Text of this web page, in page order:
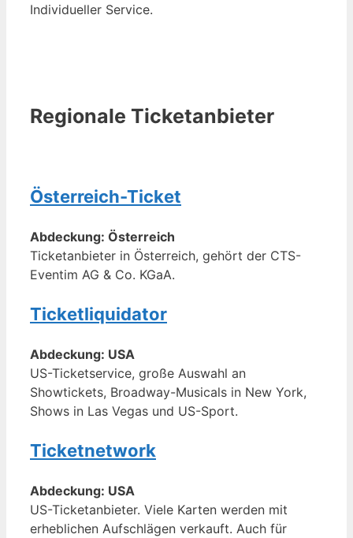
Individueller Service.
Regionale Ticketanbieter
Österreich-Ticket
Abdeckung: Österreich
Ticketanbieter in Österreich, gehört der CTS-
Eventim AG & Co. KGaA.
Ticketliquidator
Abdeckung: USA
US-Ticketservice, große Auswahl an
Showtickets, Broadway-Musicals in New York,
Shows in Las Vegas und US-Sport.
Ticketnetwork
Abdeckung: USA
US-Ticketanbieter. Viele Karten werden mit
erheblichen Aufschlägen verkauft. Auch für